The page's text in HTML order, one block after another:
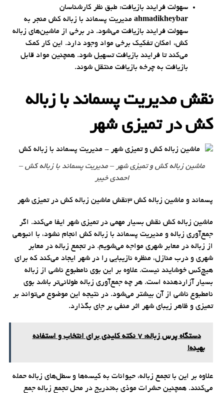
سهولت فرایند بازیافت: طبق نظر کارشناسان
ahmadikheybar مدیریت پسماند با زباله کش منجر به
سهولت فرایند بازیافت می‌شود. در برخی از ماشین‌های زباله
کش، امکان تفکیک برخی مواد وجود دارد. این کار کمک
می‌کند تا فرایند بازیافت تسهیل شود. همچنین مواد قابل
بازیافت به چرخه بازیافت منتقل شوند.
نقش مدیریت پسماند با زباله
کش در تمیزی شهر
ماشین زباله کش و تمیزی شهر – مدیریت پسماند با زباله کش –
احمدی خیبر
پسماند و ماشین زباله کش 3نقش ماشین زباله کش در تمیزی شهر
ماشین زباله کش نقش بسیار مهمی در تمیزی شهر ایفا می‌کند. اگر
جمع‌آوری زباله و مدیریت پسماند با زباله کش انجام نشود، با انبوهی
از زباله در معابر شهری مواجه می‌‎شویم. در تجمع زباله در معابر
شهری و درب منازل، منظره نازیبایی را در شهر ایجاد می‌کند که برای
هیچ‌کس خوشایند نیست. علاوه بر این بوی نامطبوع ناشی از زباله
بسیار آزاردهنده است. هر چه جمع‌آوری زباله طولانی‌تر باشد بوی
نامطبوع ناشی از آن بیشتر می‌شود. در نتیجه این موضوع می‌تواند بر
تمیزی و ظاهر زیبای شهر اثر منفی بر جای بگذارد.
دستگاه پرس زباله: 7 نکته کلیدی برای انتخاب و استفاده
بهینه!
علاوه بر این با تجمع زباله‌، حیوانات به کیسه‌ها و سطل‌های زباله حمله
می‌کنند. همچنین حشرات موذی به‌تدریج در محل تجمع زباله جمع